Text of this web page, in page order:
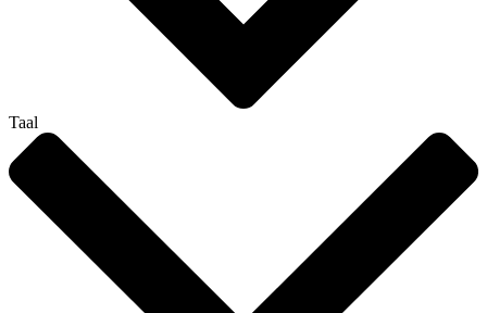
Taal